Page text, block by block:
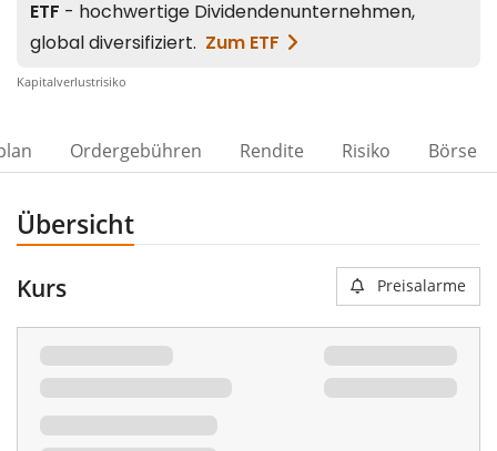
Kapitalverlustrisiko
Ordergebühren Rendite Risiko Börse
Übersicht
Kurs Preisalarme